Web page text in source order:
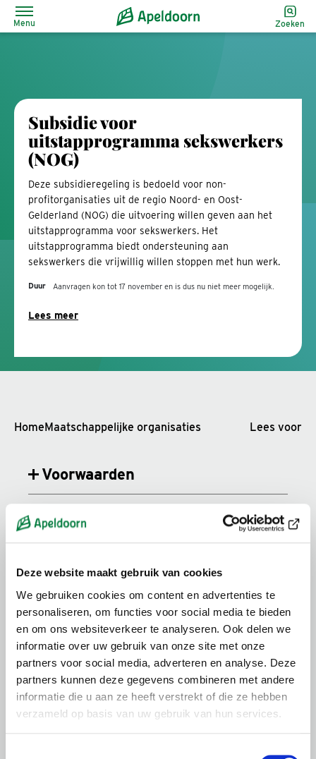
Deze website maakt gebruik van cookies
We gebruiken cookies om content en advertenties te
personaliseren, om functies voor social media te bieden
en om ons websiteverkeer te analyseren. Ook delen we
informatie over uw gebruik van onze site met onze
partners voor social media, adverteren en analyse. Deze
partners kunnen deze gegevens combineren met andere
informatie die u aan ze heeft verstrekt of die ze hebben
verzameld op basis van uw gebruik van hun services.
Menu Zoeken
Subsidie voor
uitstapprogramma sekswerkers
(NOG)
Deze subsidieregeling is bedoeld voor non-
profitorganisaties uit de regio Noord- en Oost-
Gelderland (NOG) die uitvoering willen geven aan het
uitstapprogramma voor sekswerkers. Het
uitstapprogramma biedt ondersteuning aan
sekswerkers die vrijwillig willen stoppen met hun werk.
Duur Aanvragen kon tot 17 november en is dus nu niet meer mogelijk.
Lees meer
HomeMaatschappelijke organisaties Lees voor
Voorwaarden
Subsidie aanvragen
stoppen
Subsidieregeling